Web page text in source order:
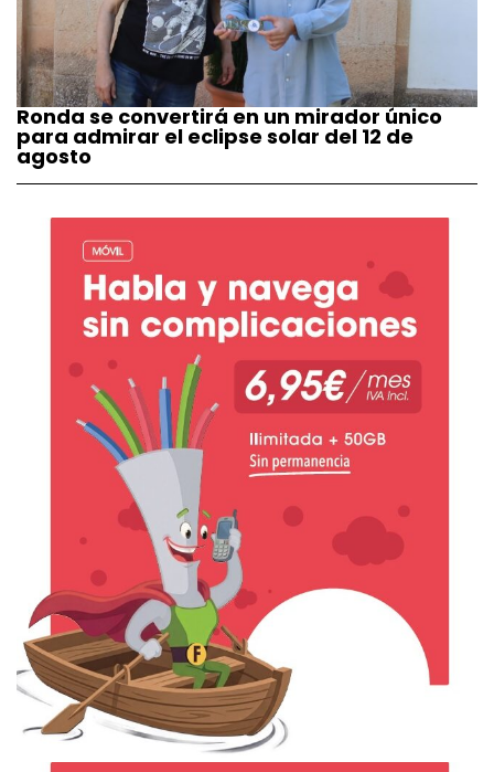
Ronda se convertirá en un mirador único
para admirar el eclipse solar del 12 de
agosto